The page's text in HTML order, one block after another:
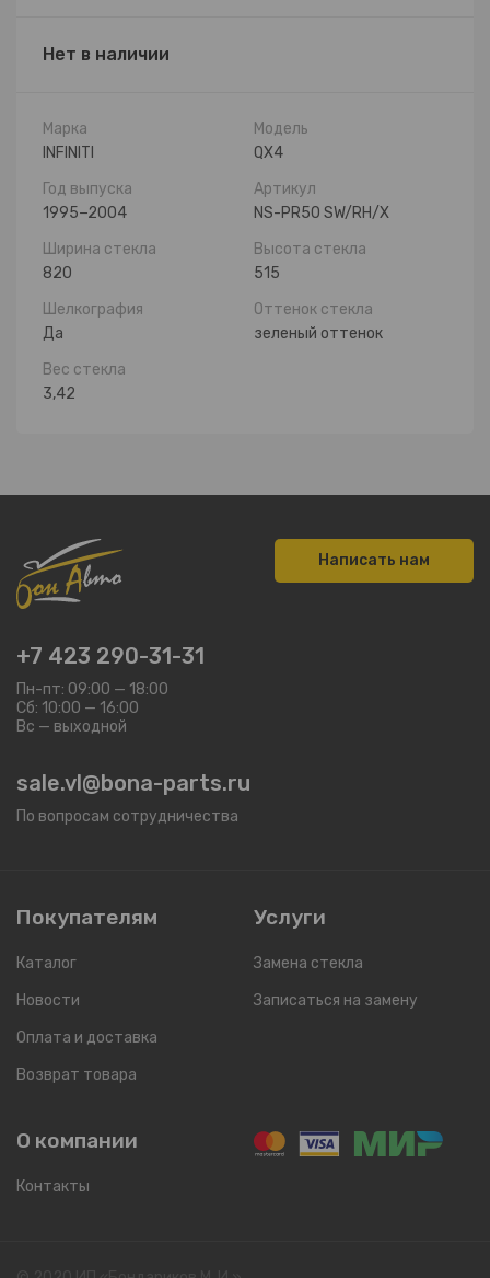
Нет в наличии
Марка
INFINITI
Модель
QX4
Год выпуска
1995−2004
Артикул
NS-PR50 SW/RH/X
Ширина стекла
820
Высота стекла
515
Шелкография
Да
Оттенок стекла
зеленый оттенок
Вес стекла
3,42
+7 423 290-31-31
Пн-пт: 09:00 — 18:00
Сб: 10:00 — 16:00
Вс — выходной
sale.vl@bona-parts.ru
По вопросам сотрудничества
Написать нам
Покупателям
Каталог
Новости
Оплата и доставка
Возврат товара
Услуги
Замена стекла
Записаться на замену
О компании
Контакты